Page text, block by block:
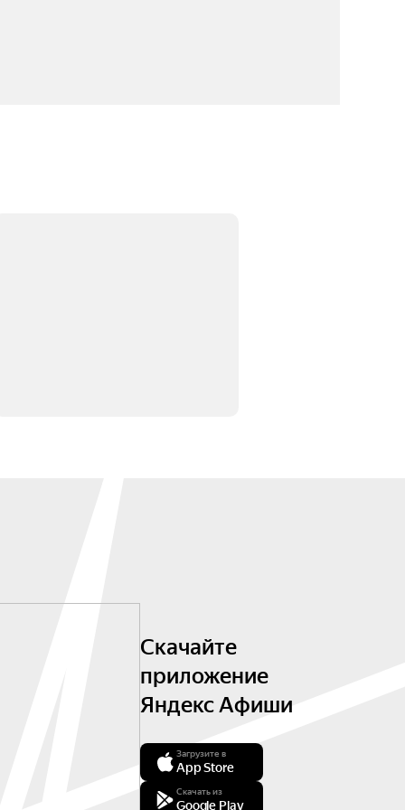
Скачайте
приложение
Яндекс Афиши
Загрузите в
App Store
Скачать из
Google Play